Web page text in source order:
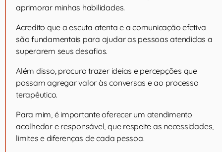
aprimorar minhas habilidades.
Acredito que a escuta atenta e a comunicação efetiva
são fundamentais para ajudar as pessoas atendidas a
superarem seus desafios.
Além disso, procuro trazer ideias e percepções que
possam agregar valor às conversas e ao processo
terapêutico.
Para mim, é importante oferecer um atendimento
acolhedor e responsável, que respeite as necessidades,
limites e diferenças de cada pessoa.